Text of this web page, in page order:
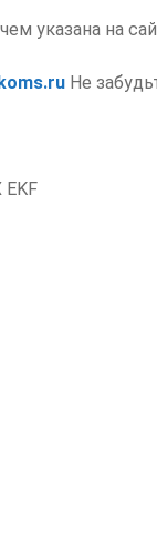
указана на
Не